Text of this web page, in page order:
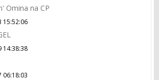
Omina na CP
15:52:06
14:38:38
06:18:03